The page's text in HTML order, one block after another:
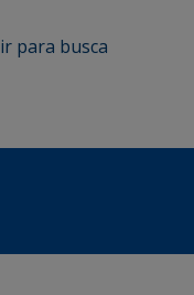
ir para busca